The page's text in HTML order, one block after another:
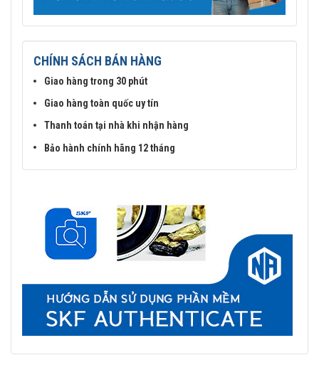
CHÍNH SÁCH BÁN HÀNG
Giao hàng trong 30 phút
Giao hàng toàn quốc uy tín
Thanh toán tại nhà khi nhận hàng
Bảo hành chính hãng 12 tháng